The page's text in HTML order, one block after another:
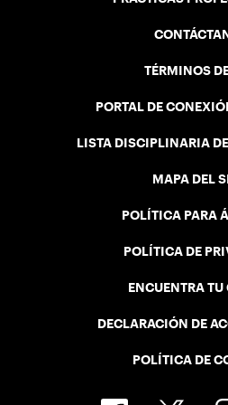
TÉRMINOS
PORTAL DE
LISTA DISCIPLINARIA
MAPA DEL
POLÍTICA PARA
POLÍTICA DE
ENCUENTRA TU
DECLARACIÓN DE
POLÍTICA DE